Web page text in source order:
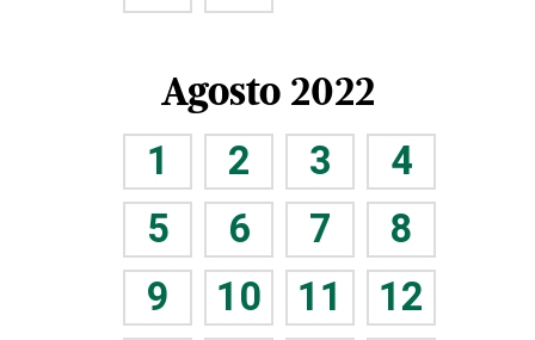
Agosto 2022
1 2 3
4
5
6 7
8
9
10 11
12